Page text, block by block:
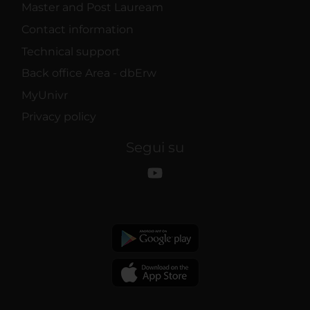
Master and Post Lauream
Contact information
Technical support
Back office Area - dbErw
MyUnivr
Privacy policy
Segui su